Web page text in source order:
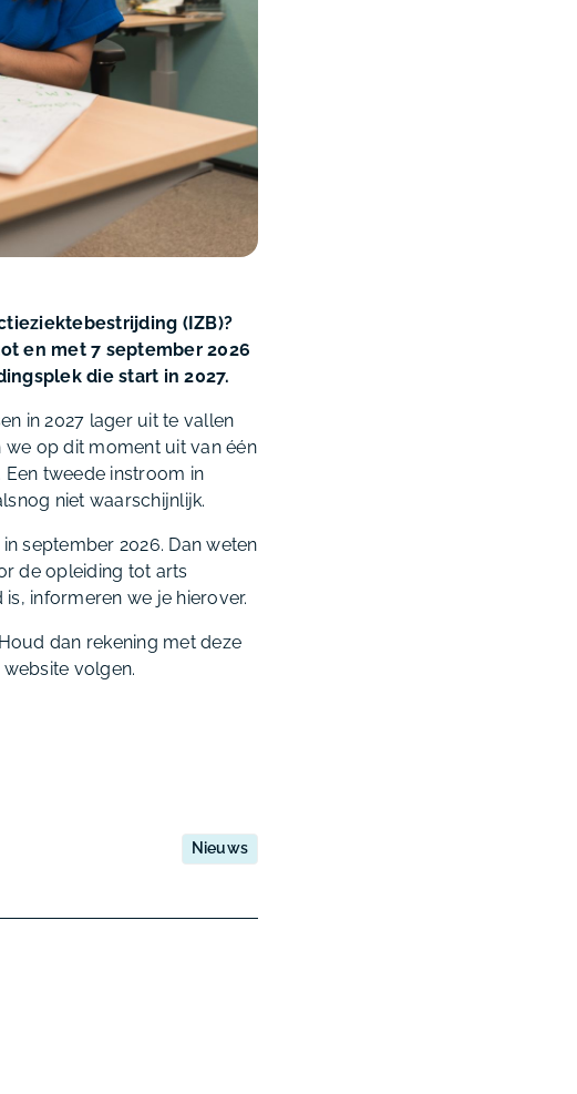
(IZB)?
en met 7 september 2026
die start in 2027.
in 2027 lager uit te vallen
we op dit moment uit van één
tweede instroom in
niet waarschijnlijk.
september 2026. Dan weten
de opleiding tot arts
informeren we je hierover.
dan rekening met deze
volgen.
Nieuws